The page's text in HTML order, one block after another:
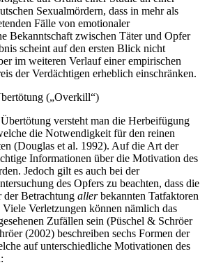
Sexualmördern, dass in mehr als
Fälle von emotionaler
Bekanntschaft zwischen Täter und Opfer
scheint auf den ersten Blick nicht
im weiteren Verlauf einer empirischen
der Verdächtigen erheblich einschränken.
(„Overkill“)
versteht man die Herbeifügung
die Notwendigkeit für den reinen
(Douglas et al. 1992). Auf die Art der
Informationen über die Motivation des
Jedoch gilt es auch bei der
des Opfers zu beachten, dass die
der Betrachtung allerbekannten Tatfaktoren
Verletzungen können nämlich das
Zufällen sein (Püschel & Schröer
(2002) beschreiben sechs Formen der
auf unterschiedliche Motivationen des